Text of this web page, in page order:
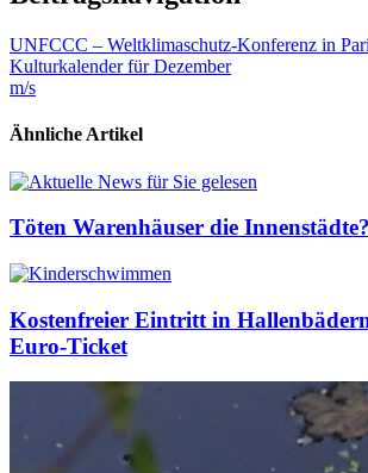
UNFCCC – Weltklimaschutz-Konferenz in
Kulturkalender für Dezember
m/s
Ähnliche Artikel
Töten Warenhäuser die Innenstädte?
Kostenfreier Eintritt in
Euro-Ticket